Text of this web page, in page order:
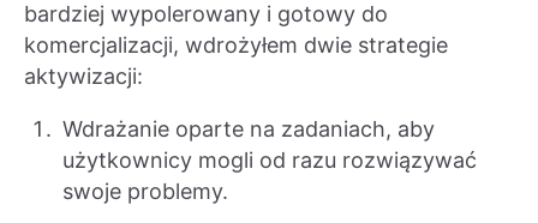
bardziej wypolerowany i gotowy do
komercjalizacji, wdrożyłem dwie strategie
aktywizacji:
Wdrażanie oparte na zadaniach, aby
użytkownicy mogli od razu rozwiązywać
swoje problemy.